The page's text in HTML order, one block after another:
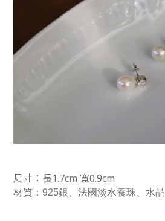
尺寸：長1.7cm 寬0.9cm
材質： 925銀 、法國淡水養珠、水晶